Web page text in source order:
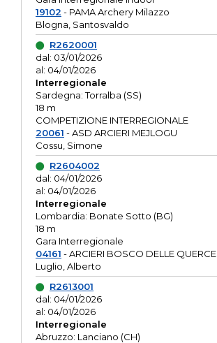
19102 - PAMA Archery Milazzo
Blogna, Santosvaldo
R2620001
dal: 03/01/2026
al: 04/01/2026
Interregionale
Sardegna: Torralba (SS)
18 m
COMPETIZIONE INTERREGIONALE
20061 - ASD ARCIERI MEJLOGU
Cossu, Simone
R2604002
dal: 04/01/2026
al: 04/01/2026
Interregionale
Lombardia: Bonate Sotto (BG)
18 m
Gara Interregionale
04161 - ARCIERI BOSCO DELLE QUERCE
Luglio, Alberto
R2613001
dal: 04/01/2026
al: 04/01/2026
Interregionale
Abruzzo: Lanciano (CH)